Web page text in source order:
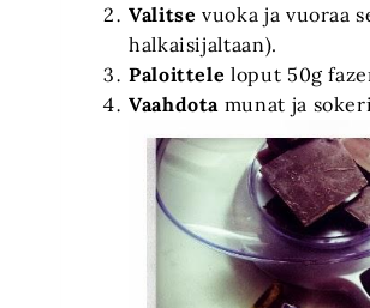
Valitse vuoka ja vuoraa
halkaisijaltaan).
Paloittele loput 50g
Vaahdota munat ja